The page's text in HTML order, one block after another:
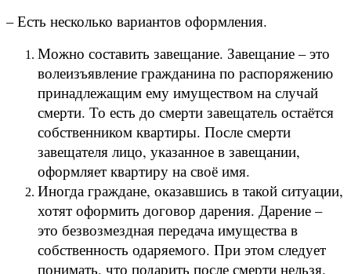
– Есть несколько вариантов оформления.
Можно составить завещание. Завещание – это
волеизъявление гражданина по распоряжению
принадлежащим ему имуществом на случай
смерти. То есть до смерти завещатель остаётся
собственником квартиры. После смерти
завещателя лицо, указанное в завещании,
оформляет квартиру на своё имя.
Иногда граждане, оказавшись в такой ситуации,
хотят оформить договор дарения. Дарение –
это безвозмездная передача имущества в
собственность одаряемого. При этом следует
понимать, что подарить после смерти нельзя.